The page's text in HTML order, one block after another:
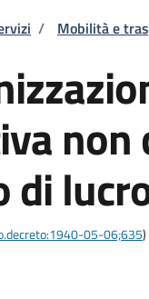
di
/ Mobilità e
non
di
05-06;635)